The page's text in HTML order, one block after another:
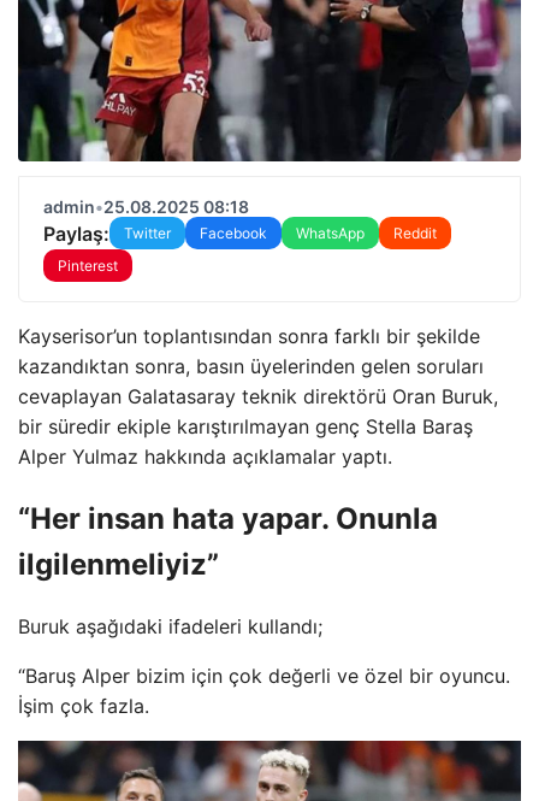
admin•25.08.2025 08:18
Paylaş: Twitter Facebook WhatsApp
Reddit
Pinterest
Kayserisor’un toplantısından sonra farklı bir şekilde
kazandıktan sonra, basın üyelerinden gelen soruları
cevaplayan Galatasaray teknik direktörü Oran Buruk,
bir süredir ekiple karıştırılmayan genç Stella Baraş
Alper Yulmaz hakkında açıklamalar yaptı.
“Her insan hata yapar. Onunla
ilgilenmeliyiz”
Buruk aşağıdaki ifadeleri kullandı;
“Baruş Alper bizim için çok değerli ve özel bir oyuncu.
İşim çok fazla.